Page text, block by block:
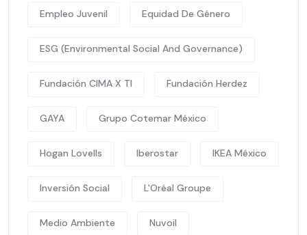
Empleo Juvenil Equidad De Género
ESG (Environmental Social And Governance)
Fundación CIMA X TI Fundación Herdez
GAYA Grupo Cotemar México
Hogan Lovells Iberostar IKEA México
Inversión Social L'Oréal Groupe
Medio Ambiente Nuvoil